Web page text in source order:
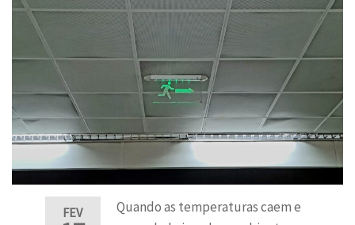
FEV
Quando as temperaturas caem e